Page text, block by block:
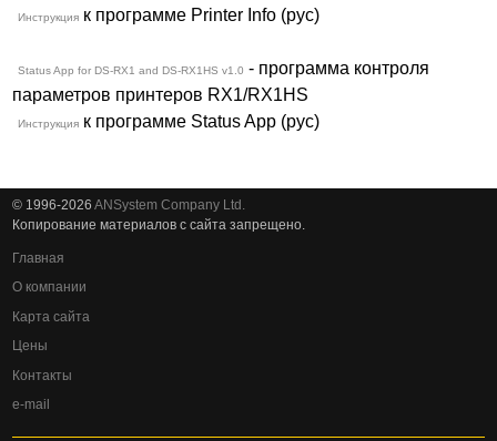
Инструкция к программе Printer Info (рус)
Status App for DS-RX1 and DS-RX1HS v1.0 - программа контроля
параметров принтеров RX1/RX1HS
Инструкция к программе Status App (рус)
© 1996-2026ANSystem Company Ltd.
Копирование материалов с сайта запрещено.
Главная
О компании
Карта сайта
Цены
Контакты
e-mail